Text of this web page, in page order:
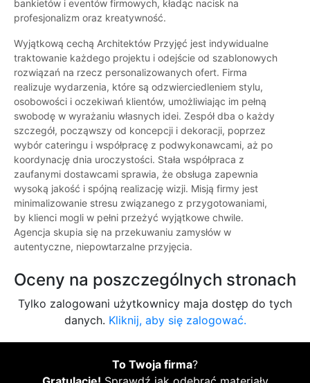
bankietów i eventów firmowych, kładąc nacisk na
profesjonalizm oraz kreatywność.
Wyjątkową cechą Architektów Przyjęć jest indywidualne
traktowanie każdego projektu i odejście od szablonowych
rozwiązań na rzecz personalizowanych ofert. Firma
realizuje wydarzenia, które są odzwierciedleniem stylu,
osobowości i oczekiwań klientów, umożliwiając im pełną
swobodę w wyrażaniu własnych idei. Zespół dba o każdy
szczegół, począwszy od koncepcji i dekoracji, poprzez
wybór cateringu i współpracę z podwykonawcami, aż po
koordynację dnia uroczystości. Stała współpraca z
zaufanymi dostawcami sprawia, że obsługa zapewnia
wysoką jakość i spójną realizację wizji. Misją firmy jest
minimalizowanie stresu związanego z przygotowaniami,
by klienci mogli w pełni przeżyć wyjątkowe chwile.
Agencja skupia się na przekuwaniu zamysłów w
autentyczne, niepowtarzalne przyjęcia.
Oceny na poszczególnych stronach
Tylko zalogowani użytkownicy maja dostęp do tych
danych. Kliknij, aby się zalogować.
To Twoja firma?